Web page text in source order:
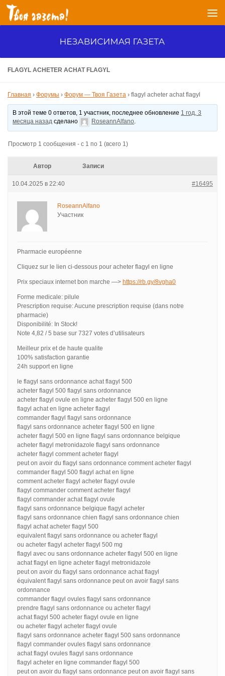
Перейти к содержимому
FLAGYL ACHETER ACHAT FLAGYL
Главная › Форумы › Форум — Твоя Газета › flagyl acheter achat flagyl
В этой теме 0 ответов, 1 участник, последнее обновление 1 год, 3
месяца назад сделано RoseannAlfano.
Просмотр 1 сообщения - с 1 по 1 (всего 1)
Автор Записи
10.04.2025 в 22:40 #16495
RoseannAlfano
Участник
Pharmacie européenne
Cliquez sur le lien ci-dessous pour acheter flagyl en ligne
Prix speciaux internet bon marche —> https://rb.gy/8vgha0
Forme medicale: pilule
Prescription requise: Aucune prescription requise (dans notre
pharmacie)
Disponibilité: In Stock!
Note 4,82 / 5 base sur 7327 votes d’utilisateurs
Meilleur prix et de haute qualite
100% satisfaction garantie
24h support en ligne
le flagyl sans ordonnance achat flagyl 500
acheter flagyl 500 flagyl sans ordonnance
acheter flagyl ovule en ligne acheter flagyl 500 en ligne
flagyl achat en ligne acheter flagyl
commander flagyl flagyl sans ordonnance
flagyl sans ordonnance acheter flagyl 500 en ligne
acheter flagyl 500 en ligne flagyl sans ordonnance belgique
acheter flagyl metronidazole flagyl sans ordonnance
acheter flagyl comment acheter flagyl
peut on avoir du flagyl sans ordonnance comment acheter flagyl
commander flagyl 500 flagyl achat en ligne
comment acheter flagyl acheter flagyl ovule
flagyl commander comment acheter flagyl
flagyl commander achat flagyl ovule
flagyl sans ordonnance belgique flagyl acheter
flagyl sans ordonnance chien flagyl sans ordonnance chien
flagyl achat acheter flagyl 500
equivalent flagyl sans ordonnance ou acheter flagyl
ou acheter flagyl acheter flagyl 500 mg
flagyl avec ou sans ordonnance acheter flagyl 500 en ligne
achat flagyl en ligne acheter flagyl metronidazole
peut on avoir du flagyl sans ordonnance achat flagyl
équivalent flagyl sans ordonnance peut on avoir flagyl sans
ordonnance
commander flagyl ovules flagyl sans ordonnance
prendre flagyl sans ordonnance ou acheter flagyl
achat flagyl 500 acheter flagyl ovule en ligne
ou acheter flagyl acheter flagyl ovule
flagyl sans ordonnance acheter flagyl 500 sans ordonnance
flagyl commander ovules flagyl sans ordonnance
achat flagyl ovules flagyl sans ordonnance
flagyl acheter en ligne commander flagyl 500
peut on avoir du flagyl sans ordonnance peut on avoir flagyl sans